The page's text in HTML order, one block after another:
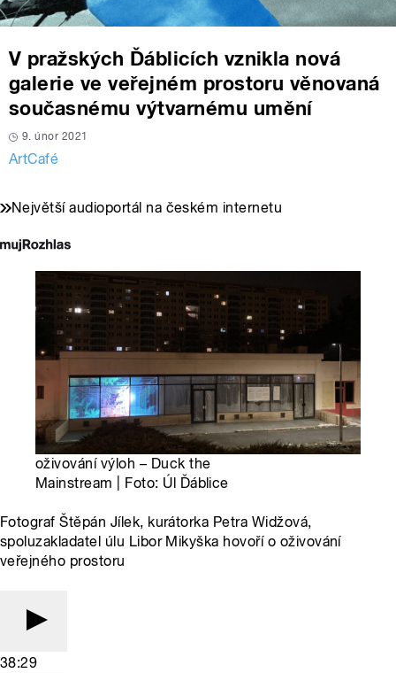
V pražských Ďáblicích vznikla nová
galerie ve veřejném prostoru věnovaná
současnému výtvarnému umění
9. únor 2021
ArtCafé
Největší audioportál na českém internetu
oživování výloh – Duck the
Mainstream | Foto: Úl Ďáblice
Fotograf Štěpán Jílek, kurátorka Petra Widžová,
spoluzakladatel úlu Libor Mikyška hovoří o oživování
veřejného prostoru
38:29